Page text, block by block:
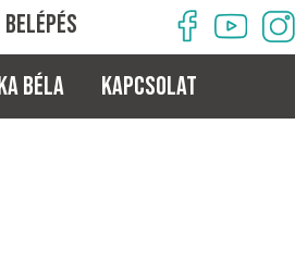
BELÉPÉS
BÉLA KAPCSOLAT